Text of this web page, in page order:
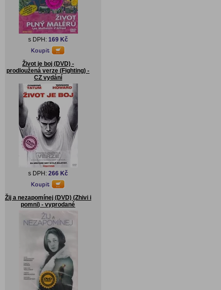
s DPH: 169 Kč
Život je boj (DVD) -
prodloužená verze (Fighting) -
CZ vydání
s DPH: 266 Kč
Žij a nezapomínej (DVD) (Zhivi i
pomni) - vyprodané